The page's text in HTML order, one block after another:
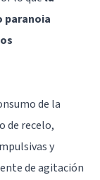
paranoia
de la
de recelo,
y
de agitación